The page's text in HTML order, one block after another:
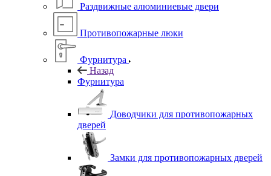
Раздвижные алюминиевые двери
Противопожарные люки
Фурнитура
Назад
Фурнитура
Доводчики для противопожарных
дверей
Замки для противопожарных дверей